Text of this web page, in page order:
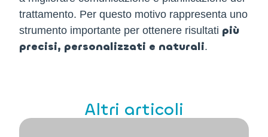
trattamento. Per questo motivo rappresenta uno
strumento importante per ottenere risultati più
precisi, personalizzati e naturali.
Altri articoli